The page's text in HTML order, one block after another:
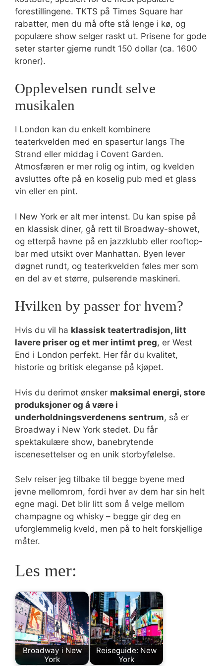
forestillingene. TKTS på Times Square har
rabatter, men du må ofte stå lenge i kø, og
populære show selger raskt ut. Prisene for gode
seter starter gjerne rundt 150 dollar (ca. 1600
kroner).
Opplevelsen rundt selve
musikalen
I London kan du enkelt kombinere
teaterkvelden med en spasertur langs The
Strand eller middag i Covent Garden.
Atmosfæren er mer rolig og intim, og kvelden
avsluttes ofte på en koselig pub med et glass
vin eller en pint.
I New York er alt mer intenst. Du kan spise på
en klassisk diner, gå rett til Broadway-showet,
og etterpå havne på en jazzklubb eller rooftop-
bar med utsikt over Manhattan. Byen lever
døgnet rundt, og teaterkvelden føles mer som
en del av et større, pulserende maskineri.
Hvilken by passer for hvem?
Hvis du vil ha klassisk teatertradisjon, litt
lavere priser og et mer intimt preg, er West
End i London perfekt. Her får du kvalitet,
historie og britisk eleganse på kjøpet.
Hvis du derimot ønsker maksimal energi, store
produksjoner og å være i
underholdningsverdenens sentrum, så er
Broadway i New York stedet. Du får
spektakulære show, banebrytende
iscenesettelser og en unik storbyfølelse.
Selv reiser jeg tilbake til begge byene med
jevne mellomrom, fordi hver av dem har sin helt
egne magi. Det blir litt som å velge mellom
champagne og whisky – begge gir deg en
uforglemmelig kveld, men på to helt forskjellige
måter.
Les mer:
Broadway i New
York
Reiseguide: New
York